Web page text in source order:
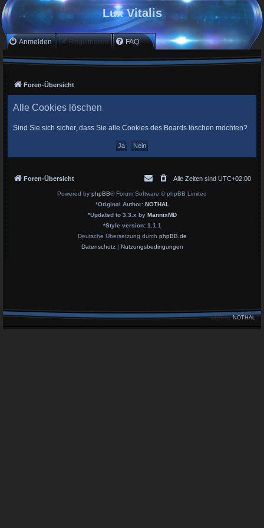
Lux Vitalis
Anmelden Registrieren FAQ
Foren-Übersicht
Alle Cookies löschen
Sind Sie sich sicher, dass Sie alle Cookies des Boards löschen möchten?
Foren-Übersicht Alle Zeiten sind UTC+02:00
Powered by phpBB® Forum Software © phpBB Limited
*Original Author: NOTHAL
*Updated to 3.3.x by MannixMD
*Style version: 1.1.1
Deutsche Übersetzung durch phpBB.de
Datenschutz| Nutzungsbedingungen
Style byNOTHAL